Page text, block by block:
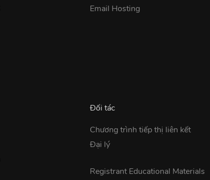
Email Hosting
Đối tác
Chương trình tiếp thị liên kết
Đại lý
Registrant Educational Materials